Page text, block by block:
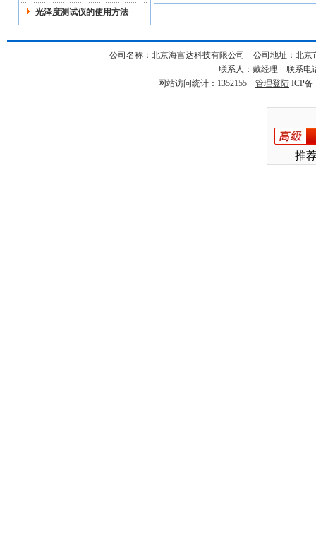
度计
光泽度测试仪的使用方法
公司名称：北京海富达科技有限公司 公司地址：北
联系人：戴经理 联系电
网站访问统计：1352155 管理登陆 ICP备
推